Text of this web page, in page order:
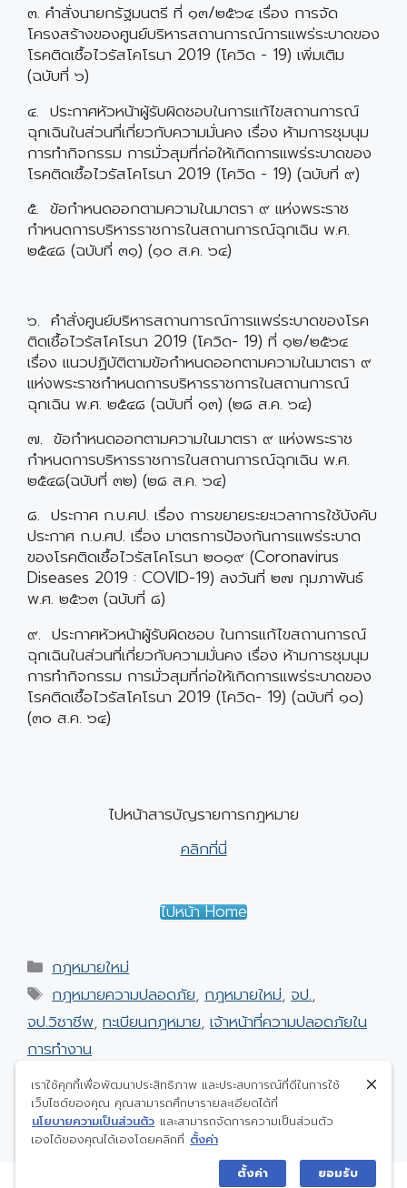
๓. คำสั่งนายกรัฐมนตรี ที่ ๑๓/๒๕๖๔ เรื่อง การจัด
โครงสร้างของศูนย์บริหารสถานการณ์การแพร่ระบาดของ
โรคติดเชื้อไวรัสโคโรนา 2019 (โควิด - 19) เพิ่มเติม
(ฉบับที่ ๖)
๔. ประกาศหัวหน้าผู้รับผิดชอบในการแก้ไขสถานการณ์
ฉุกเฉินในส่วนที่เกี่ยวกับความมั่นคง เรื่อง ห้ามการชุมนุม
การทำกิจกรรม การมั่วสุมที่ก่อให้เกิดการแพร่ระบาดของ
โรคติดเชื้อไวรัสโคโรนา 2019 (โควิด - 19) (ฉบับที่ ๙)
๕. ข้อกำหนดออกตามความในมาตรา ๙ แห่งพระราช
กำหนดการบริหารราชการในสถานการณ์ฉุกเฉิน พ.ศ.
๒๕๔๘ (ฉบับที่ ๓๑) (๑๐ ส.ค. ๖๔)
๖. คำสั่งศูนย์บริหารสถานการณ์การแพร่ระบาดของโรค
ติดเชื้อไวรัสโคโรนา 2019 (โควิด- 19) ที่ ๑๒/๒๕๖๔
เรื่อง แนวปฏิบัติตามข้อกำหนดออกตามความในมาตรา ๙
แห่งพระราชกำหนดการบริหารราชการในสถานการณ์
ฉุกเฉิน พ.ศ. ๒๕๔๘ (ฉบับที่ ๑๓) (๒๘ ส.ค. ๖๔)
๗. ข้อกำหนดออกตามความในมาตรา ๙ แห่งพระราช
กำหนดการบริหารราชการในสถานการณ์ฉุกเฉิน พ.ศ.
๒๕๔๘(ฉบับที่ ๓๒) (๒๘ ส.ค. ๖๔)
๘. ประกาศ ก.บ.ศป. เรื่อง การขยายระยะเวลาการใช้บังคับ
ประกาศ ก.บ.ศป. เรื่อง มาตรการป้องกันการแพร่ระบาด
ของโรคติดเชื้อไวรัสโคโรนา ๒๐๑๙ (Coronavirus
Diseases 2019 : COVID-19) ลงวันที่ ๒๗ กุมภาพันธ์
พ.ศ. ๒๕๖๓ (ฉบับที่ ๘)
๙. ประกาศหัวหน้าผู้รับผิดชอบ ในการแก้ไขสถานการณ์
ฉุกเฉินในส่วนที่เกี่ยวกับความมั่นคง เรื่อง ห้ามการชุมนุม
การทำกิจกรรม การมั่วสุมที่ก่อให้เกิดการแพร่ระบาดของ
โรคติดเชื้อไวรัสโคโรนา 2019 (โควิด- 19) (ฉบับที่ ๑๐)
(๓๐ ส.ค. ๖๔)
ไปหน้าสารบัญรายการกฎหมาย
คลิกที่นี่
ไปหน้า Home
Categories
กฎหมายใหม่
Tags
กฎหมายความปลอดภัย, กฎหมายใหม่,จป.,
จป.วิชาชีพ, ทะเบียนกฎหมาย, เจ้าหน้าที่ความปลอดภัยใน
การทำงาน
กฎหมายใหม่ เดือนกรกฎาคม 2564
กฎหมายใหม่ เดือนกันยายน 2564
เราใช้คุกกี้เพื่อพัฒนาประสิทธิภาพ และประสบการณ์ที่ดีในการใช้
เว็บไซต์ของคุณ คุณสามารถศึกษารายละเอียดได้ที่
นโยบายความเป็นส่วนตัว และสามารถจัดการความเป็นส่วนตัว
เองได้ของคุณได้เองโดยคลิกที่ ตั้งค่า
ตั้งค่า
ยอมรับ